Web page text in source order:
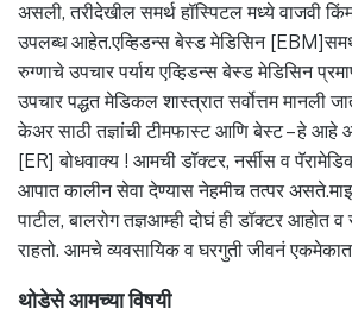
असली, तरीदेखील समर्थ हॉस्पिटल मध्ये वाजवी
उपलब्ध आहेत.एव्हिडन्स बेस्ड मेडिसिन
रुग्णाचे उपचार पर्याय एव्हिडन्स बेस्ड मेडिसिन
उपचार पद्धत मेडिकल शास्त्रात सर्वोत्तम मानली
केअर साठी तज्ञांची टीमफास्ट आणि बेस्ट – हे आहे
[ER] बोधवाक्य ! आमची डॉक्टर, नर्सीस व
आपात कालीन सेवा देण्यास नेहमीच तत्पर
पाटील, बालरोग तज्ञआम्ही दोघं ही डॉक्टर आहोत व
राहतो. आमचे व्यवसायिक व घरगुती जीवनं
थोडेसे आमच्या विषयी